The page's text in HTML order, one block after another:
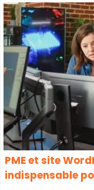
PME et site
indispensable